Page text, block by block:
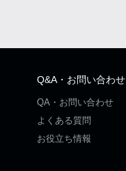
Q&A・お問い合わせ
QA・お問い合わせ
よくある質問
お役立ち情報